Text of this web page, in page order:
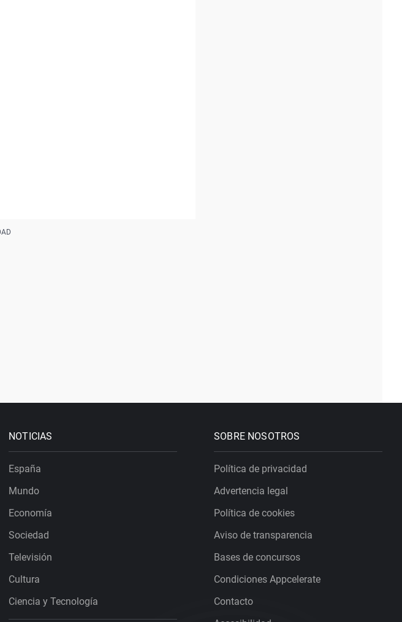
NOTICIAS
España
Mundo
Economía
Sociedad
Televisión
Cultura
Ciencia y Tecnología
SOBRE NOSOTROS
Política de privacidad
Advertencia legal
Política de cookies
Aviso de transparencia
Bases de concursos
Condiciones Appcelerate
Contacto